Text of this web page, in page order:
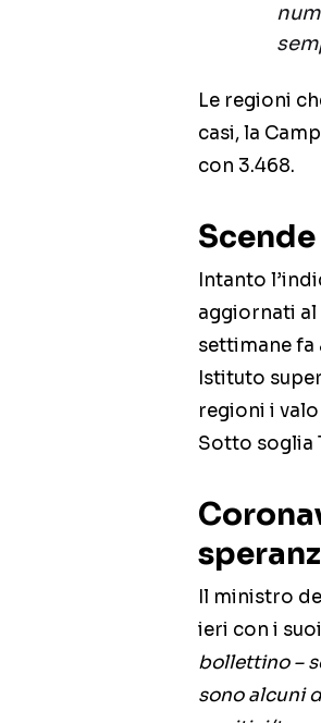
Le regioni
casi, la
con 3.468.
Intanto
aggiornati al
settimane fa
Istituto
regioni i
Sotto soglia
Il ministro
ieri con i
bollettino –
sono alcuni